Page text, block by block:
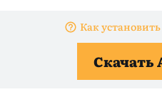
Как
Скачать